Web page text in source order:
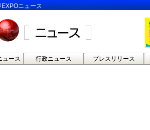
ニュース
ュース 行政ニュース プレスリリース